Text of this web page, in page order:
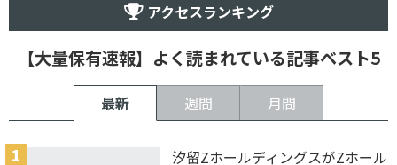
アクセスランキング
【大量保有速報】よく読まれている記事ベスト5
最新 週間 月間
汐留ZホールディングスがZホール